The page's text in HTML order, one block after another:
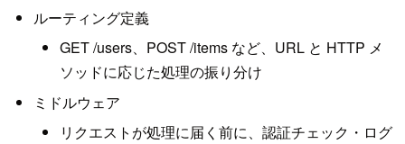
ルーティング定義
GET /users、POST /items など、URL と HTTP メ
ソッドに応じた処理の振り分け
ミドルウェア
リクエストが処理に届く前に、認証チェック・ログ